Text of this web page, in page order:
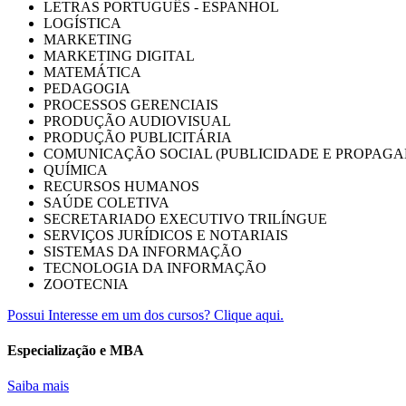
LETRAS PORTUGUÊS - ESPANHOL
LOGÍSTICA
MARKETING
MARKETING DIGITAL
MATEMÁTICA
PEDAGOGIA
PROCESSOS GERENCIAIS
PRODUÇÃO AUDIOVISUAL
PRODUÇÃO PUBLICITÁRIA
COMUNICAÇÃO SOCIAL (PUBLICIDADE E
QUÍMICA
RECURSOS HUMANOS
SAÚDE COLETIVA
SECRETARIADO EXECUTIVO TRILÍNGUE
SERVIÇOS JURÍDICOS E NOTARIAIS
SISTEMAS DA INFORMAÇÃO
TECNOLOGIA DA INFORMAÇÃO
ZOOTECNIA
Possui Interesse em um dos cursos? Clique aqui.
Especialização e MBA
Saiba mais